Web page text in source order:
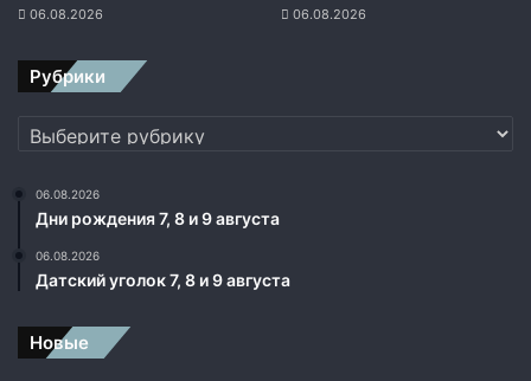
06.08.2026 06.08.2026
Рубрики
Рубрики
06.08.2026
Дни рождения 7, 8 и 9 августа
06.08.2026
Датский уголок 7, 8 и 9 августа
Новые